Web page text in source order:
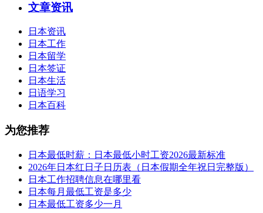
文章资讯
日本资讯
日本工作
日本留学
日本签证
日本生活
日语学习
日本百科
为您推荐
日本最低时薪：日本最低小时工资2026最新标准
2026年日本红日子日历表（日本假期全年祝日完整版）
日本工作招聘信息在哪里看
日本每月最低工资是多少
日本最低工资多少一月